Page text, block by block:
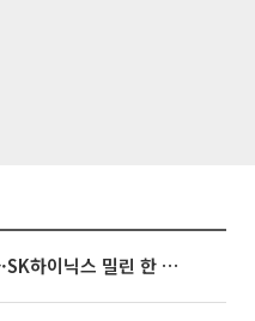
[베스트&워스트] 삼성전자·SK하이닉스 밀린 한 주…상상인증권은 85% 급등